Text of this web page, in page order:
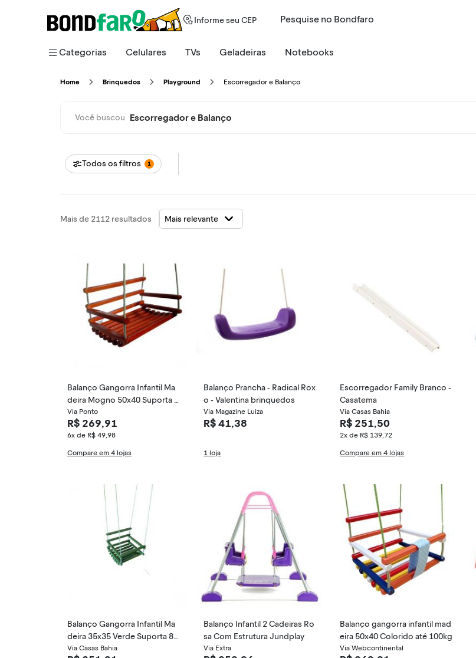
Informe seu CEP
Pesquise
Categorias Celulares TVs Geladeiras Notebooks
Home Brinquedos Playground Escorregador e Balanço
Você buscou Escorregador e Balanço
Todos os filtros 1
Mais de 2112 resultados
Balanço Gangorra Infantil Ma
deira Mogno 50x40 Suporta 1
00 Kg
Via Ponto
R$ 269,91
6x de R$ 49,98
Compare em 4 lojas
Balanço Prancha - Radical Rox
o - Valentina brinquedos
Via Magazine Luiza
R$ 41,38
1 loja
Escorregador Family Branco -
Casatema
Via Casas Bahia
R$ 251,50
2x de R$ 139,72
Compare em 4 lojas
Balanço Gangorra Infantil Ma
deira 35x35 Verde Suporta 80
kg
Via Casas Bahia
Balanço Infantil 2 Cadeiras Ro
sa Com Estrutura Jundplay
Via Extra
Balanço gangorra infantil mad
eira 50x40 Colorido até 100kg
Via Webcontinental